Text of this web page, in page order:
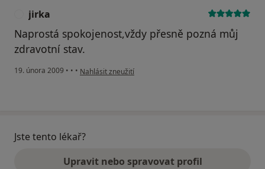
jirka
Naprostá spokojenost,vždy přesně pozná můj
zdravotní stav.
19. února 2009 • • • podle názoru uživatele jirka
Nahlásit zneužití
Jste tento lékař?
Upravit nebo spravovat profil